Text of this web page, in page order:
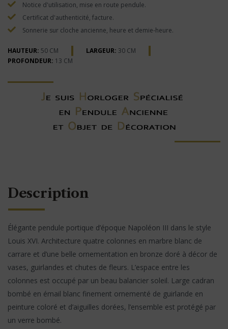
Notice d'utilisation, mise en route pendule.
Certificat d'authenticité, facture.
Sonnerie sur cloche ancienne, heure et demie-heure.
HAUTEUR: 50 CM LARGEUR: 30 CM
PROFONDEUR: 13 CM
Description
Élégante pendule portique d’époque Napoléon III dans le style
Louis XVI. Architecture quatre colonnes en marbre blanc de
carrare et d’une belle ornementation en bronze doré à décor de
vases, guirlandes et chutes de fleurs. L’espace entre les
colonnes est occupé par un beau balancier soleil. Large cadran
bombé en émail blanc finement ornementé de guirlande en
peinture coloré et d’aiguilles dorées, l’ensemble est protégé par
un verre bombé.